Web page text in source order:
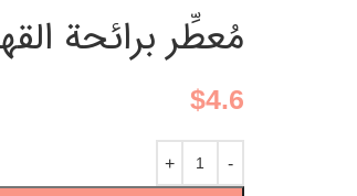
مُعطِّر برائحة
$4.6